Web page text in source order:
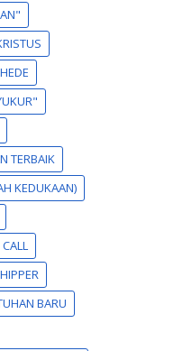
TERBAIK
KEDUKAAN)
BARU